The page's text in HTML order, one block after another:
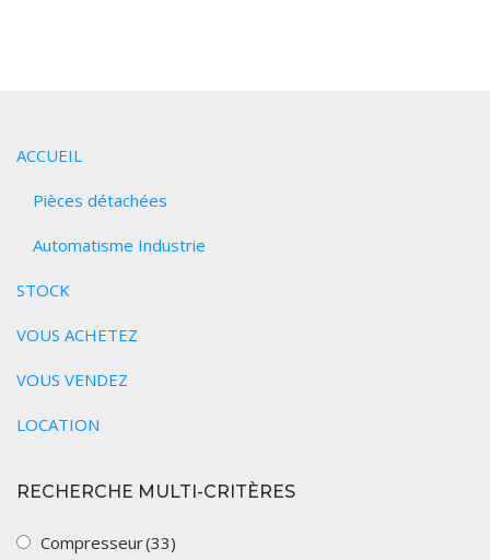
ACCUEIL
Pièces détachées
Automatisme Industrie
STOCK
VOUS ACHETEZ
VOUS VENDEZ
LOCATION
RECHERCHE MULTI-CRITÈRES
Compresseur(33)